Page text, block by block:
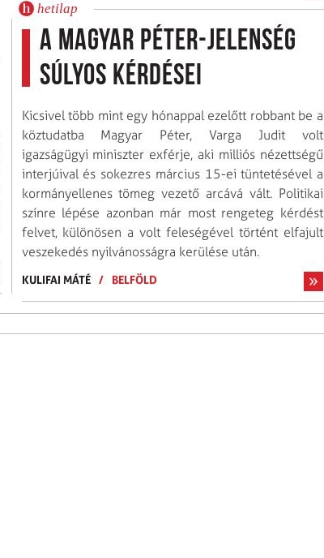
hetilap
A Magyar Péter-jelenség
súlyos kérdései
Kicsivel több mint egy hónappal ezelőtt robbant be a
köztudatba Magyar Péter, Varga Judit volt
igazságügyi miniszter exférje, aki milliós nézettségű
interjúival és sokezres március 15-ei tüntetésével a
kormányellenes tömeg vezető arcává vált. Politikai
színre lépése azonban már most rengeteg kérdést
felvet, különösen a volt feleségével történt elfajult
veszekedés nyilvánosságra kerülése után.
KULIFAI MÁTÉ / BELFÖLD